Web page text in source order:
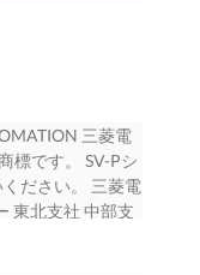
三菱電
標です。 SV-Pシ
ださい。 三菱電
東北支社 中部支
） （大名古屋ビ